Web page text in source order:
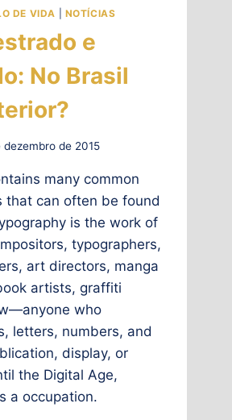
DE VIDA NOTÍCIAS
e
No Brasil
dezembro de 2015
many common
that can often be found
is the work of
typographers,
art directors, manga
artists, graffiti
who
letters, numbers, and
display, or
the Digital Age,
a occupation.